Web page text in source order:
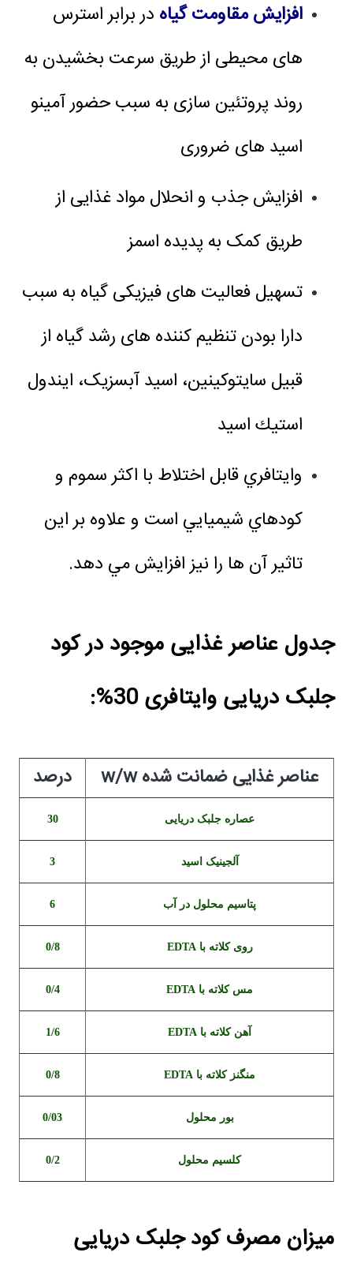
افزایش مقاومت گیاه در برابر استرس
های محیطی از طریق سرعت بخشیدن به
روند پروتئین سازی به سبب حضور آمینو
اسید های ضروری
افزایش جذب و انحلال مواد غذایی از
طریق کمک به پدیده اسمز
تسهیل فعالیت های فیزیکی گیاه به سبب
دارا بودن تنظیم کننده های رشد گیاه از
قبیل سایتوکینین، اسید آبسزیک، ايندول
استيك اسيد
وايتافري قابل اختلاط با اكثر سموم و
كودهاي شيميايي است و علاوه بر اين
تاثير آن ها را نيز افزايش مي دهد.
جدول عناصر غذایی موجود درکود
جلبک دریایی وایتافری 30%:
عناصر غذایی ضمانت شده w/w درصد
عصاره جلبک دریایی 30
آلجینیک اسید 3
پتاسیم محلول در آب 6
روی کلاته با EDTA 0/8
مس کلاته با EDTA 0/4
آهن کلاته با EDTA 1/6
منگنز کلاته با EDTA 0/8
بور محلول 0/03
کلسیم محلول 0/2
میزان مصرف کود جلبک دریایی